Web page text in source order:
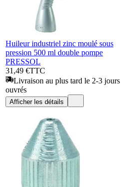
Huileur industriel zinc moulé sous
pression 500 ml double pompe
PRESSOL
31,49 €TTC
Livraison au plus tard le 2-3 jours
ouvrés
Afficher les détails